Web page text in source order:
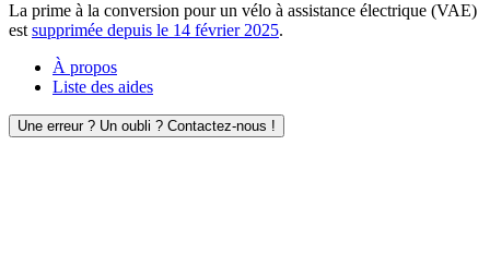
La prime à la conversion pour un vélo à assistance électrique (VAE)
est supprimée depuis le 14 février 2025.
À propos
Liste des aides
Une erreur ? Un oubli ? Contactez-nous !